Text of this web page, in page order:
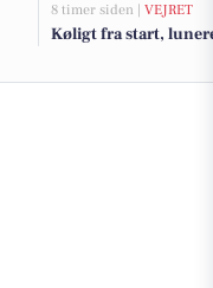
8 timer siden | VEJRET
Køligt fra start,